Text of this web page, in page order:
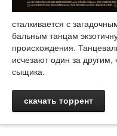
сталкивается с
бальным танцам
происхождения.
исчезают один за другим,
сыщика.
скачать торрент